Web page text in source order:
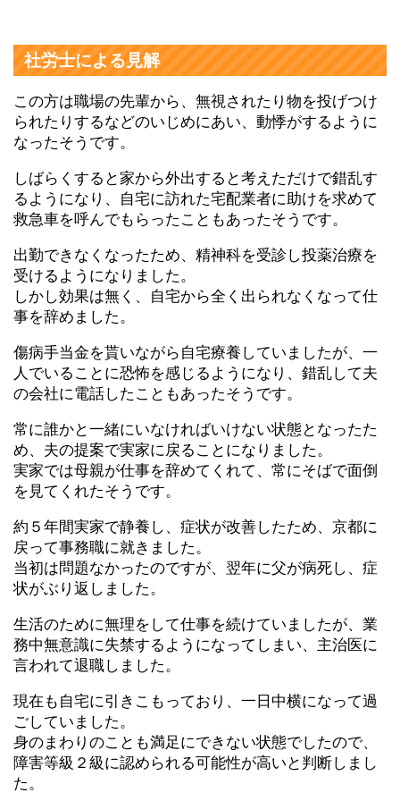
社労士による見解
この方は職場の先輩から、無視されたり物を投げつけ
られたりするなどのいじめにあい、動悸がするように
なったそうです。
しばらくすると家から外出すると考えただけで錯乱す
るようになり、自宅に訪れた宅配業者に助けを求めて
救急車を呼んでもらったこともあったそうです。
出勤できなくなったため、精神科を受診し投薬治療を
受けるようになりました。
しかし効果は無く、自宅から全く出られなくなって仕
事を辞めました。
傷病手当金を貰いながら自宅療養していましたが、一
人でいることに恐怖を感じるようになり、錯乱して夫
の会社に電話したこともあったそうです。
常に誰かと一緒にいなければいけない状態となったた
め、夫の提案で実家に戻ることになりました。
実家では母親が仕事を辞めてくれて、常にそばで面倒
を見てくれたそうです。
約５年間実家で静養し、症状が改善したため、京都に
戻って事務職に就きました。
当初は問題なかったのですが、翌年に父が病死し、症
状がぶり返しました。
生活のために無理をして仕事を続けていましたが、業
務中無意識に失禁するようになってしまい、主治医に
言われて退職しました。
現在も自宅に引きこもっており、一日中横になって過
ごしていました。
身のまわりのことも満足にできない状態でしたので、
障害等級２級に認められる可能性が高いと判断しまし
た。